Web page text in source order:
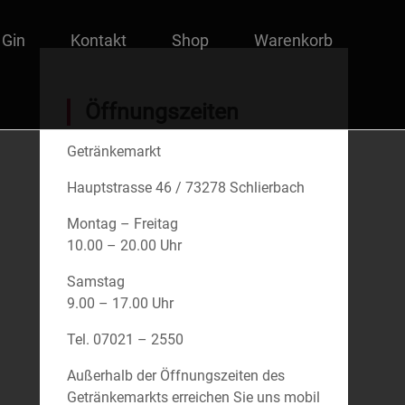
Kontakt Shop Warenkorb
Getränkemarkt
Hauptstrasse 46 / 73278 Schlierbach
Montag – Freitag
10.00 – 20.00 Uhr
Samstag
9.00 – 17.00 Uhr
Tel. 07021 – 2550
Außerhalb der Öffnungszeiten des
Getränkemarkts erreichen Sie uns mobil